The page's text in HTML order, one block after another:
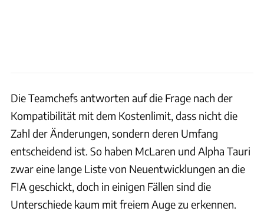
Die Teamchefs antworten auf die Frage nach der
Kompatibilität mit dem Kostenlimit, dass nicht die
Zahl der Änderungen, sondern deren Umfang
entscheidend ist. So haben McLaren und Alpha Tauri
zwar eine lange Liste von Neuentwicklungen an die
FIA geschickt, doch in einigen Fällen sind die
Unterschiede kaum mit freiem Auge zu erkennen.